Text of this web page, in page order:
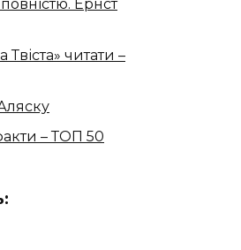
Ернст
читати –
– ТОП 50